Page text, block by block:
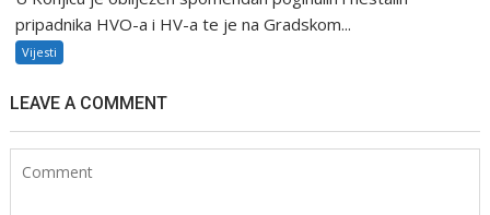
pripadnika HVO-a i HV-a te je na Gradskom...
Vijesti
LEAVE A COMMENT